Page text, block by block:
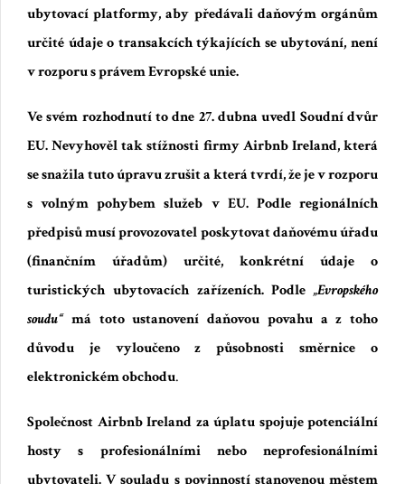
ubytovací platformy, aby předávali daňovým orgánům
určité údaje o transakcích týkajících se ubytování, není
v rozporu s právem Evropské unie.
Ve svém rozhodnutíto dne 27. dubna uvedl Soudní dvůr
EU.Nevyhověl tak stížnosti firmy Airbnb Ireland, která
se snažila tuto úpravu zrušit a která tvrdí, že je v rozporu
s volným pohybem služeb v EU. Podle regionálních
předpisů musí provozovatel poskytovat daňovému úřadu
(finančním úřadům) určité, konkrétní údaje o
turistických ubytovacích zařízeních. Podle„Evropského
soudu“má toto ustanovení daňovou povahu a z toho
důvodu je vyloučeno z působnosti směrnice o
elektronickém obchodu.
Společnost Airbnb Ireland za úplatu spojuje potenciální
hosty s profesionálními nebo neprofesionálními